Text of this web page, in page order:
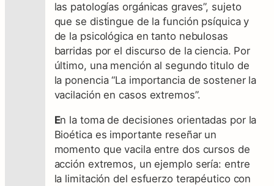
las patologías orgánicas graves”, sujeto
que se distingue de la función psíquica y
de la psicológica en tanto nebulosas
barridas por el discurso de la ciencia. Por
último, una mención al segundo titulo de
la ponencia “La importancia de sostener la
vacilación en casos extremos”.
En la toma de decisiones orientadas por la
Bioética es importante reseñar un
momento que vacila entre dos cursos de
acción extremos, un ejemplo sería: entre
la limitación del esfuerzo terapéutico con